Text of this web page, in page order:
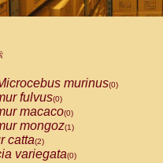
murinus(0)
fulvus(0)
macaco(0)
mongoz(1)
catta(2)
variegata(0)